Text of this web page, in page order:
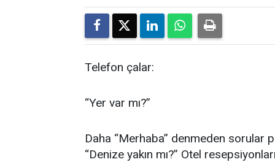
Telefon çalar:
“Yer var mı?”
Daha “Merhaba” denmeden sorular
“Denize yakın mı?” Otel